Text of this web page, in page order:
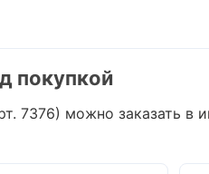
покупкой
7376) можно заказать в